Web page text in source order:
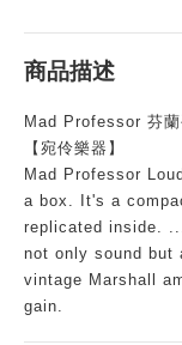
商品描述
Mad Professor 芬
【宛伶樂器】
Mad Professor
a box. It's a
replicated inside.
not only sound but
vintage Marshall
gain.